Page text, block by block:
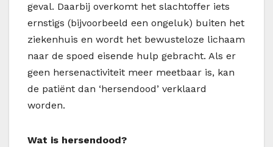
geval. Daarbij overkomt het slachtoffer iets
ernstigs (bijvoorbeeld een ongeluk) buiten het
ziekenhuis en wordt het bewusteloze lichaam
naar de spoed eisende hulp gebracht. Als er
geen hersenactiviteit meer meetbaar is, kan
de patiënt dan ‘hersendood’ verklaard
worden.
Wat is hersendood?